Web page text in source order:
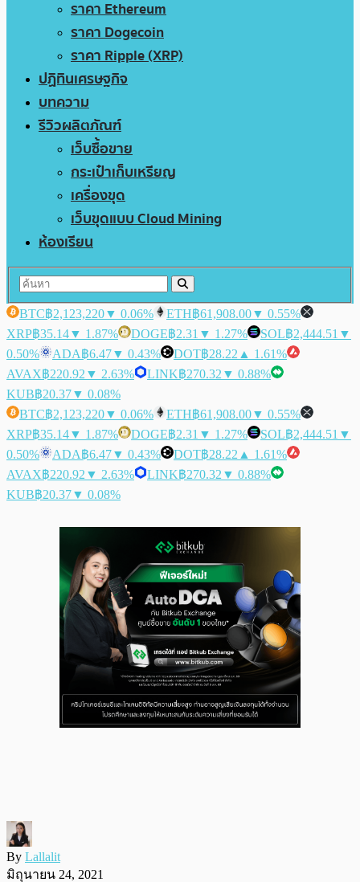
ราคา Ethereum
ราคา Dogecoin
ราคา Ripple (XRP)
ปฏิทินเศรษฐกิจ
บทความ
รีวิวผลิตภัณฑ์
เว็บซื้อขาย
กระเป๋าเก็บเหรียญ
เครื่องขุด
เว็บขุดแบบ Cloud Mining
ห้องเรียน
BTC฿2,123,220▼ 0.06% ETH฿61,908.00▼ 0.55%
XRP฿35.14▼ 1.87% DOGE฿2.31 ▼ 1.27% SOL฿2,444.51 ▼
0.50%
ADA฿6.47▼ 0.43% DOT฿28.22 ▲ 1.61%
AVAX฿220.92 ▼ 2.63% LINK฿270.32 ▼ 0.88%
KUB฿20.37▼ 0.08%
BTC฿2,123,220▼ 0.06% ETH฿61,908.00▼ 0.55%
XRP฿35.14▼ 1.87% DOGE฿2.31 ▼ 1.27% SOL฿2,444.51 ▼
0.50%
ADA฿6.47▼ 0.43% DOT฿28.22 ▲ 1.61%
AVAX฿220.92 ▼ 2.63% LINK฿270.32 ▼ 0.88%
KUB฿20.37▼ 0.08%
By Lallalit
มิถุนายน 24, 2021